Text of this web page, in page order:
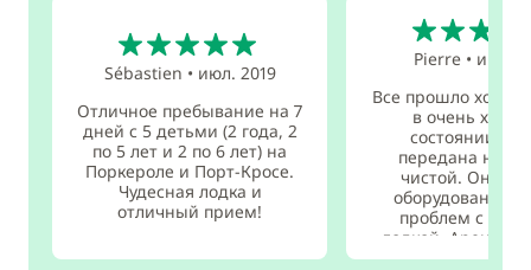
Sébastien • июл. 2019
Отличное пребывание на 7
дней с 5 детьми (2 года, 2
по 5 лет и 2 по 6 лет) на
Поркероле и Порт-Кросе.
Чудесная лодка и
отличный прием!
Pierre• июл.
Все прошло
в очень
состоянии и
передана нам
чистой. Она
оборудована,
проблем с
лодкой.
читать